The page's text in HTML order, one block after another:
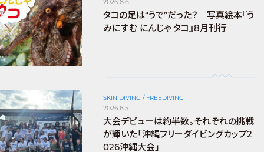
タコの足は“うで”だった？ 写真絵本『う
みにすむ にんじゃ タコ』8月刊行
SKIN DIVING / FREEDIVING
2026.8.5
大会デビューは約半数。それぞれの挑戦
が輝いた「沖縄フリーダイビングカップ2
026沖縄大会」